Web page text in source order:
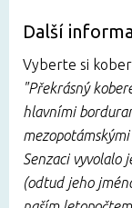
Další
Vyberte si
"Překrásný
hlavními
Senzaci vyvolalo
(odtud jeho